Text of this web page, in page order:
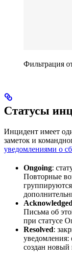
Фильтрация
Статусы
Инцидент имеет
заметок и
уведомлениями о
Ongoing:
Повторные
Письма об
при статусе
Resolved:
уведомления:
создан